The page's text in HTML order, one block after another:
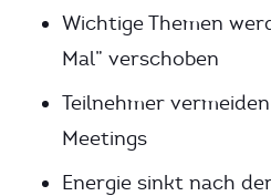
Wichtige Themen
Mal” verschoben
Teilnehmer
Meetings
Energie sinkt nach